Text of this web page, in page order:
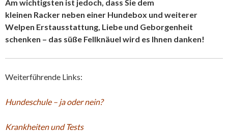
Am wichtigsten ist jedoch, dass Sie dem
kleinen Racker neben einer Hundebox und weiterer
Welpen Erstausstattung, Liebe und Geborgenheit
schenken – das süße Fellknäuel wird es Ihnen danken!
Weiterführende Links:
Hundeschule – ja oder nein?
Krankheiten und Tests